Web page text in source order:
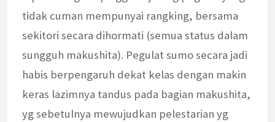
tidak cuman mempunyai rangking, bersama
sekitori secara dihormati (semua status dalam
sungguh makushita). Pegulat sumo secara jadi
habis berpengaruh dekat kelas dengan makin
keras lazimnya tandus pada bagian makushita,
yg sebetulnya mewujudkan pelestarian yg